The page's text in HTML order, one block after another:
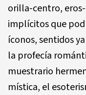
orilla-centro,
implícitos que
íconos, sentidos
la profecía
muestrario
mística, el